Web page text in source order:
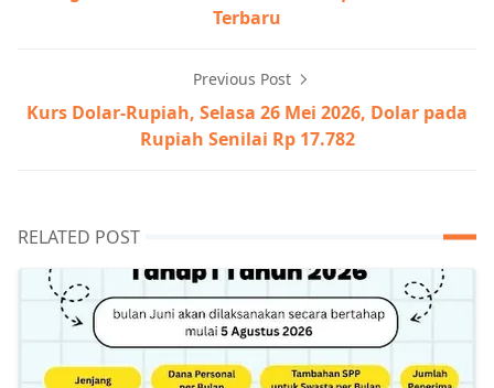
Terbaru
Previous Post
Kurs Dolar-Rupiah, Selasa 26 Mei 2026, Dolar pada
Rupiah Senilai Rp 17.782
RELATED POST